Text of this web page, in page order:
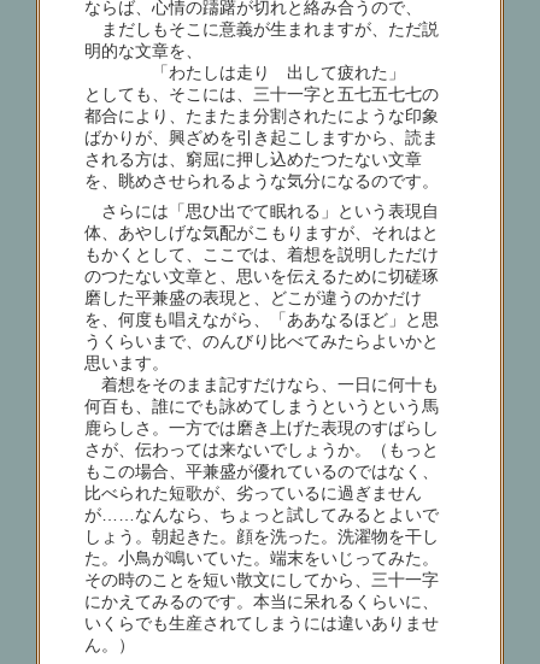
ならば、心情の躊躇が切れと絡み合うので、
まだしもそこに意義が生まれますが、ただ説
明的な文章を、
「わたしは走り 出して疲れた」
としても、そこには、三十一字と五七五七七の
都合により、たまたま分割されたにような印象
ばかりが、興ざめを引き起こしますから、読ま
される方は、窮屈に押し込めたつたない文章
を、眺めさせられるような気分になるのです。
さらには「思ひ出でて眠れる」という表現自
体、あやしげな気配がこもりますが、それはと
もかくとして、ここでは、着想を説明しただけ
のつたない文章と、思いを伝えるために切磋琢
磨した平兼盛の表現と、どこが違うのかだけ
を、何度も唱えながら、「ああなるほど」と思
うくらいまで、のんびり比べてみたらよいかと
思います。
着想をそのまま記すだけなら、一日に何十も
何百も、誰にでも詠めてしまうというという馬
鹿らしさ。一方では磨き上げた表現のすばらし
さが、伝わっては来ないでしょうか。（もっと
もこの場合、平兼盛が優れているのではなく、
比べられた短歌が、劣っているに過ぎません
が……なんなら、ちょっと試してみるとよいで
しょう。朝起きた。顔を洗った。洗濯物を干し
た。小鳥が鳴いていた。端末をいじってみた。
その時のことを短い散文にしてから、三十一字
にかえてみるのです。本当に呆れるくらいに、
いくらでも生産されてしまうには違いありませ
ん。）